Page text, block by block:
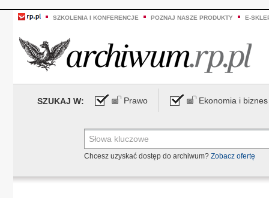
SZKOLENIA I KONFERENCJE POZNAJ NASZE PRODUKTY E-
SZUKAJ W: Prawo Ekonomia i biznes
Chcesz uzyskać dostęp do archiwum? Zobacz ofertę